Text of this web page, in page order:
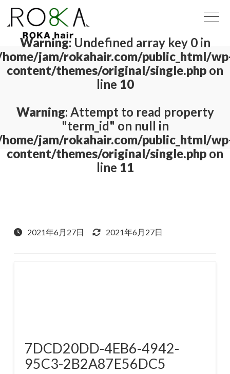
Warning: Undefined array key 0 in
jam/rokahair.com/public_html/
content/themes/original/single.php on
line 10
Warning: Attempt to read property
"term_id" on null in
jam/rokahair.com/public_html/
content/themes/original/single.php on
line 11
2021年6月27日 2021年6月27日
7DCD20DD-4EB6-4942-
95C3-2B2A87E56DC5